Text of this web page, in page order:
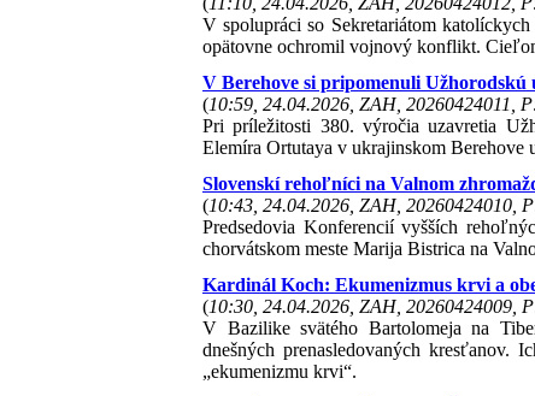
V spolupráci so Sekretariátom
opätovne ochromil vojnový konflikt.
V Berehove si pripomenuli Užhorodskú
(10:59, 24.04.2026, ZAH, 20260424011,
Pri príležitosti 380. výročia uzavretia
Elemíra Ortutaya v ukrajinskom Berehove
Slovenskí rehoľníci na Valnom
(10:43, 24.04.2026, ZAH, 20260424010,
Predsedovia Konferencií vyšších
chorvátskom meste Marija Bistrica na
Kardinál Koch: Ekumenizmus krvi a
(10:30, 24.04.2026, ZAH, 20260424009,
V Bazilike svätého Bartolomeja na
dnešných prenasledovaných kresťanov.
„ekumenizmu krvi“.